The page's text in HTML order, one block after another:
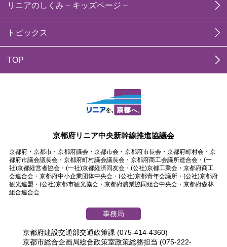
リニアのしくみ – キッズページ –
トピックス
TOP
京都府リニア中央新幹線推進協議会
京都府・京都市・京都府議会・京都市会・京都府市長会・京都府町村会・京
都府市議会議長会・京都府町村議会議長会・京都府商工会議所連合会・(一
社)京都経営者協会・(一社)京都経済同友会・(公社)京都工業会・京都府商工
会連合会・京都府中小企業団体中央会・(公社)京都青年会議所・(公社)京都府
観光連盟・(公社)京都市観光協会・京都府農業協同組合中央会・京都府森林
組合連合会
事務局
京都府建設交通部交通政策課 (075-414-4360)
京都市総合企画局総合政策室政策総務担当 (075-222-